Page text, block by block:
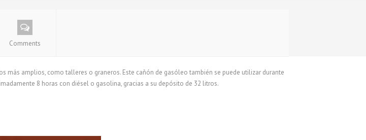
Comments
más amplios, como talleres o graneros. Este cañón de gasóleo también se puede utilizar durante
8 horas con diésel o gasolina, gracias a su depósito de 32 litros.